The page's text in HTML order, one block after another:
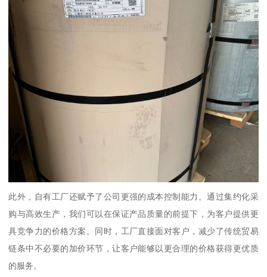
此外，自有工厂还赋予了公司更强的成本控制能力。通过集约化采
购与高效生产，我们可以在保证产品质量的前提下，为客户提供更
具竞争力的价格方案。同时，工厂直接面对客户，减少了传统贸易
链条中不必要的加价环节，让客户能够以更合理的价格获得更优质
的服务。